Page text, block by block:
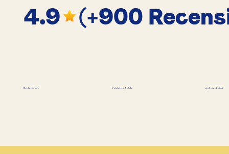
4.9 (+900
Rivoluzionario Valutato 4,9 stelle migliaia di clienti